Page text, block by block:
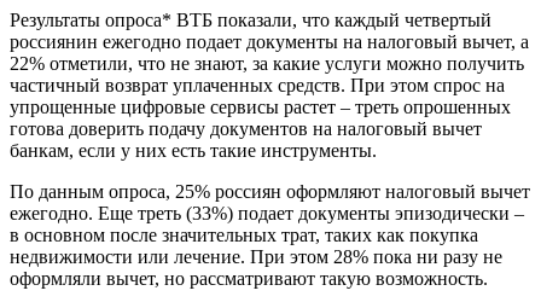
вычет
Результаты опроса* ВТБ показали, что каждый четвертый
россиянин ежегодно подает документы на налоговый вычет, а
22% отметили, что не знают, за какие услуги можно получить
частичный возврат уплаченных средств. При этом спрос на
упрощенные цифровые сервисы растет – треть опрошенных
готова доверить подачу документов на налоговый вычет
банкам, если у них есть такие инструменты.
По данным опроса, 25% россиян оформляют налоговый вычет
ежегодно. Еще треть (33%) подает документы эпизодически –
в основном после значительных трат, таких как покупка
недвижимости или лечение. При этом 28% пока ни разу не
оформляли вычет, но рассматривают такую возможность.